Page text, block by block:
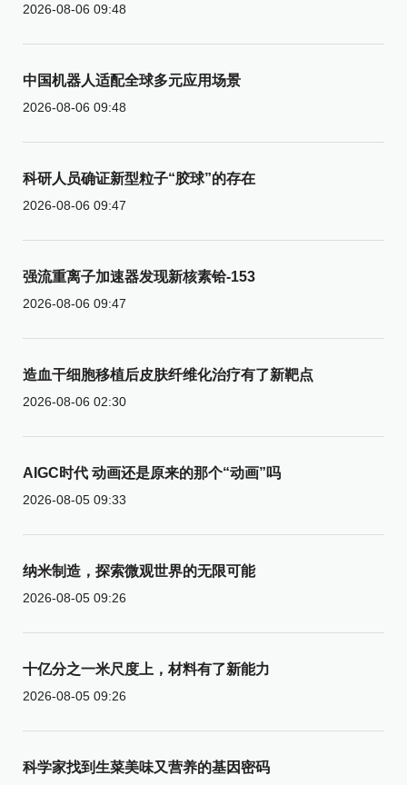
2026-08-06 09:48
中国机器人适配全球多元应用场景
2026-08-06 09:48
科研人员确证新型粒子“胶球”的存在
2026-08-06 09:47
强流重离子加速器发现新核素铪-153
2026-08-06 09:47
造血干细胞移植后皮肤纤维化治疗有了新靶点
2026-08-06 02:30
AIGC时代 动画还是原来的那个“动画”吗
2026-08-05 09:33
纳米制造，探索微观世界的无限可能
2026-08-05 09:26
十亿分之一米尺度上，材料有了新能力
2026-08-05 09:26
科学家找到生菜美味又营养的基因密码